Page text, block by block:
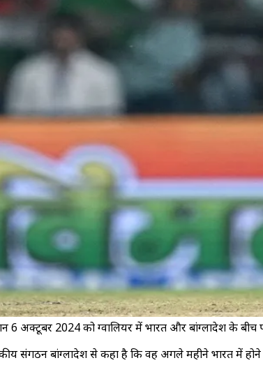
6 अक्टूबर 2024 को ग्वालियर में भारत और बांग्लादेश के बीच
संगठन बांग्लादेश से कहा है कि वह अगले महीने भारत में